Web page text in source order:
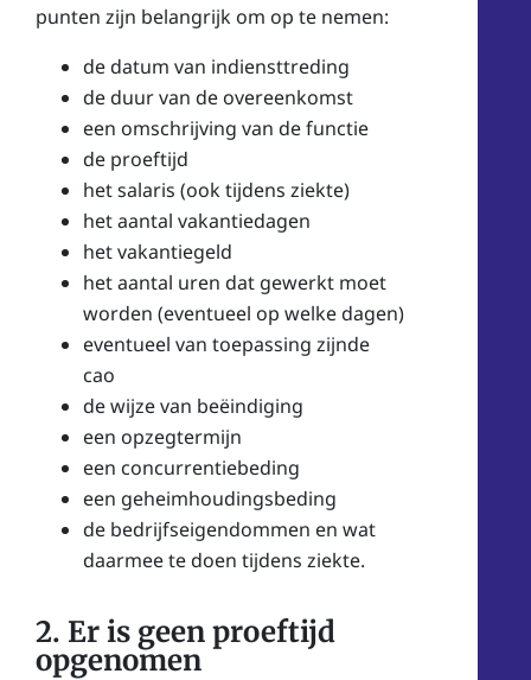
punten zijn belangrijk om op te nemen:
de datum van indiensttreding
de duur van de overeenkomst
een omschrijving van de functie
de proeftijd
het salaris (ook tijdens ziekte)
het aantal vakantiedagen
het vakantiegeld
het aantal uren dat gewerkt moet
worden (eventueel op welke dagen)
eventueel van toepassing zijnde
cao
de wijze van beëindiging
een opzegtermijn
een concurrentiebeding
een geheimhoudingsbeding
de bedrijfseigendommen en wat
daarmee te doen tijdens ziekte.
2. Er is geen proeftijd
opgenomen